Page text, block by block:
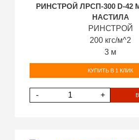
РИНСТРОЙ ЛРСП-300 D-42
НАСТИЛА
РИНСТРОЙ
200 кгс/м^2
3 м
КУПИТЬ В 1 КЛИК
- +